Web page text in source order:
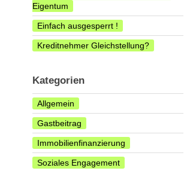
Eigentum
Einfach ausgesperrt !
Kreditnehmer Gleichstellung?
Kategorien
Allgemein
Gastbeitrag
Immobilienfinanzierung
Soziales Engagement